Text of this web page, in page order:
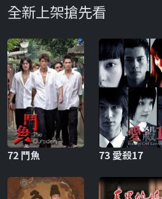
全新上架搶先看
72 鬥魚 73 愛殺17